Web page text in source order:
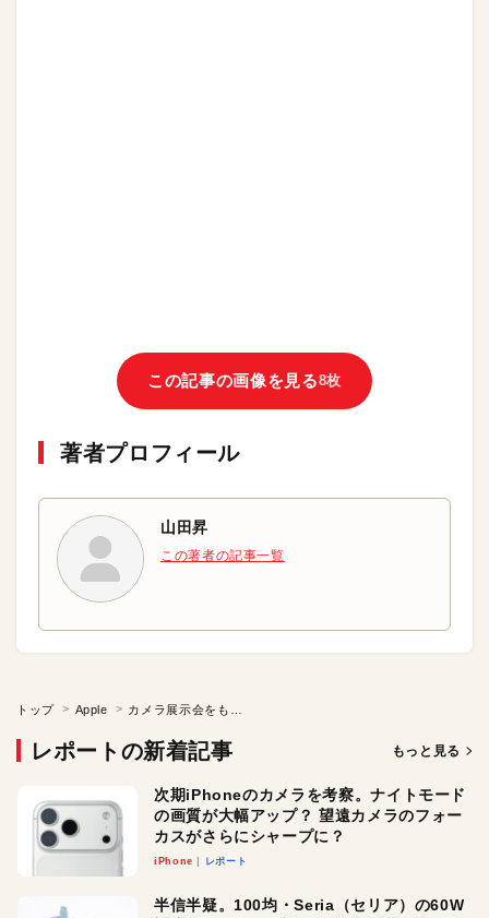
この記事の画像を見る8枚
著者プロフィール
山田昇
この著者の記事一覧
トップ Apple
レポートの新着記事 もっと見る
次期iPhoneのカメラを考察。ナイトモード
の画質が大幅アップ？ 望遠カメラのフォー
カスがさらにシャープに？
iPhone レポート
半信半疑。100均・Seria（セリア）の60W